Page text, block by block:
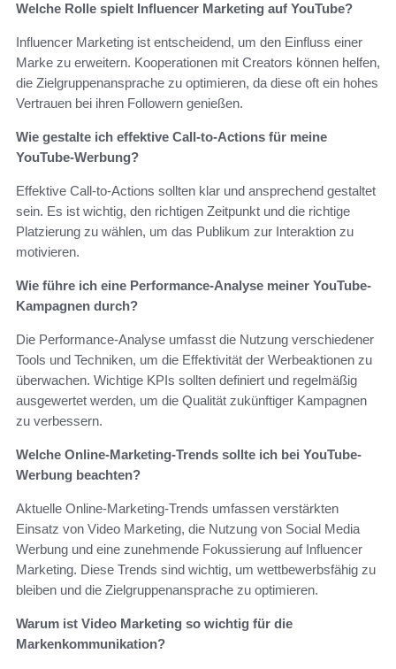
Welche Rolle spielt Influencer Marketing auf YouTube?
Influencer Marketing ist entscheidend, um den Einfluss einer
Marke zu erweitern. Kooperationen mit Creators können helfen,
die Zielgruppenansprache zu optimieren, da diese oft ein hohes
Vertrauen bei ihren Followern genießen.
Wie gestalte ich effektive Call-to-Actions für meine
YouTube-Werbung?
Effektive Call-to-Actions sollten klar und ansprechend gestaltet
sein. Es ist wichtig, den richtigen Zeitpunkt und die richtige
Platzierung zu wählen, um das Publikum zur Interaktion zu
motivieren.
Wie führe ich eine Performance-Analyse meiner YouTube-
Kampagnen durch?
Die Performance-Analyse umfasst die Nutzung verschiedener
Tools und Techniken, um die Effektivität der Werbeaktionen zu
überwachen. Wichtige KPIs sollten definiert und regelmäßig
ausgewertet werden, um die Qualität zukünftiger Kampagnen
zu verbessern.
Welche Online-Marketing-Trends sollte ich bei YouTube-
Werbung beachten?
Aktuelle Online-Marketing-Trends umfassen verstärkten
Einsatz von Video Marketing, die Nutzung von Social Media
Werbung und eine zunehmende Fokussierung auf Influencer
Marketing. Diese Trends sind wichtig, um wettbewerbsfähig zu
bleiben und die Zielgruppenansprache zu optimieren.
Warum ist Video Marketing so wichtig für die
Markenkommunikation?